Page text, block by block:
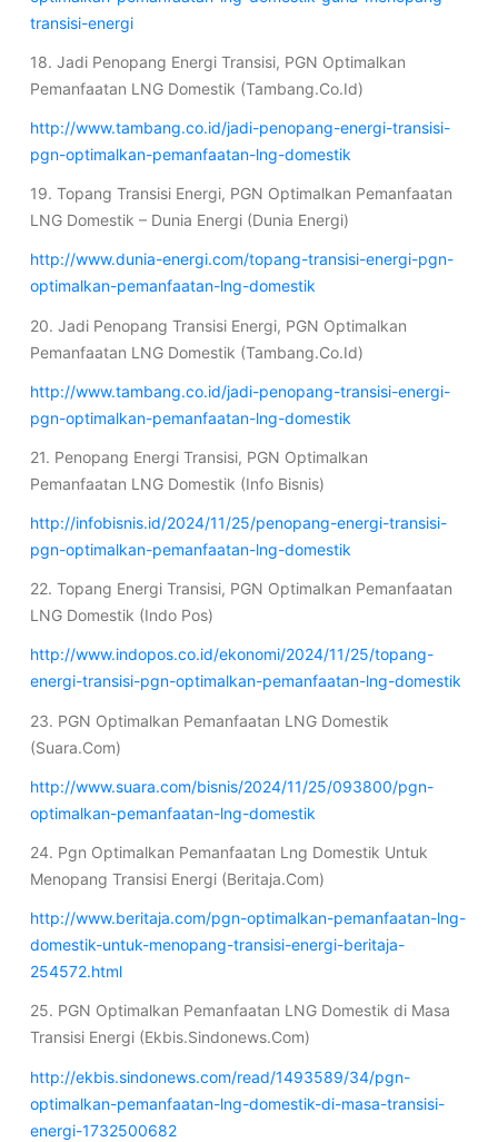
transisi-energi
18. Jadi Penopang Energi Transisi, PGN Optimalkan
Pemanfaatan LNG Domestik (Tambang.Co.Id)
http://www.tambang.co.id/jadi-penopang-energi-transisi-
pgn-optimalkan-pemanfaatan-lng-domestik
19. Topang Transisi Energi, PGN Optimalkan Pemanfaatan
LNG Domestik – Dunia Energi (Dunia Energi)
http://www.dunia-energi.com/topang-transisi-energi-pgn-
optimalkan-pemanfaatan-lng-domestik
20. Jadi Penopang Transisi Energi, PGN Optimalkan
Pemanfaatan LNG Domestik (Tambang.Co.Id)
http://www.tambang.co.id/jadi-penopang-transisi-energi-
pgn-optimalkan-pemanfaatan-lng-domestik
21. Penopang Energi Transisi, PGN Optimalkan
Pemanfaatan LNG Domestik (Info Bisnis)
http://infobisnis.id/2024/11/25/penopang-energi-transisi-
pgn-optimalkan-pemanfaatan-lng-domestik
22. Topang Energi Transisi, PGN Optimalkan Pemanfaatan
LNG Domestik (Indo Pos)
http://www.indopos.co.id/ekonomi/2024/11/25/topang-
energi-transisi-pgn-optimalkan-pemanfaatan-lng-domestik
23. PGN Optimalkan Pemanfaatan LNG Domestik
(Suara.Com)
http://www.suara.com/bisnis/2024/11/25/093800/pgn-
optimalkan-pemanfaatan-lng-domestik
24. Pgn Optimalkan Pemanfaatan Lng Domestik Untuk
Menopang Transisi Energi (Beritaja.Com)
http://www.beritaja.com/pgn-optimalkan-pemanfaatan-lng-
domestik-untuk-menopang-transisi-energi-beritaja-
254572.html
25. PGN Optimalkan Pemanfaatan LNG Domestik di Masa
Transisi Energi (Ekbis.Sindonews.Com)
http://ekbis.sindonews.com/read/1493589/34/pgn-
optimalkan-pemanfaatan-lng-domestik-di-masa-transisi-
energi-1732500682